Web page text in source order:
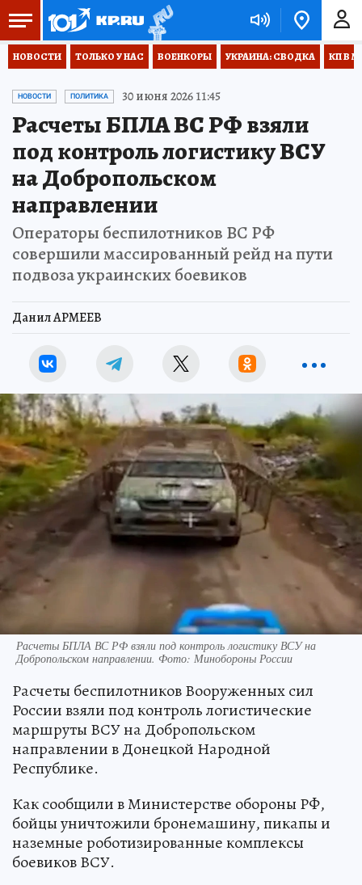
НОВОСТИ ТОЛЬКО У НАС ВОЕНКОРЫ УКРАИНА: СВОДКА КП В
НОВОСТИ ПОЛИТИКА 30 июня 2026 11:45
Расчеты БПЛА ВС РФ взяли
под контроль логистику ВСУ
на Добропольском
направлении
Операторы беспилотников ВС РФ
совершили массированный рейд на пути
подвоза украинских боевиков
Данил АРМЕЕВ
Расчеты БПЛА ВС РФ взяли под контроль логистику ВСУ на
Добропольском направлении. Фото: Минобороны России
Расчеты беспилотников Вооруженных сил
России взяли под контроль логистические
маршруты ВСУ на Добропольском
направлении в Донецкой Народной
Республике.
Как сообщили в Министерстве обороны РФ,
бойцы уничтожили бронемашину, пикапы и
наземные роботизированные комплексы
боевиков ВСУ.